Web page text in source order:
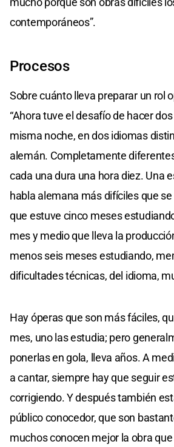
contemporáneos”.
Procesos
Sobre cuánto lleva preparar un rol
“Ahora tuve el desafío de hacer
misma noche, en dos idiomas
alemán. Completamente
cada una dura una hora diez. Una
habla alemana más difíciles que
que estuve cinco meses
mes y medio que lleva la
menos seis meses estudiando,
dificultades técnicas, del idioma,
Hay óperas que son más fáciles,
mes, uno las estudia; pero
ponerlas en gola, lleva años. A
a cantar, siempre hay que seguir
corrigiendo. Y después también
público conocedor, que son
muchos conocen mejor la obra